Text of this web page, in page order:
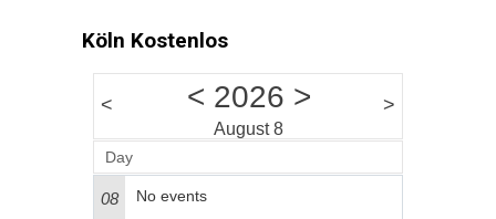
Köln Kostenlos
< < 2026 >
August 8
>
Day
08 No events